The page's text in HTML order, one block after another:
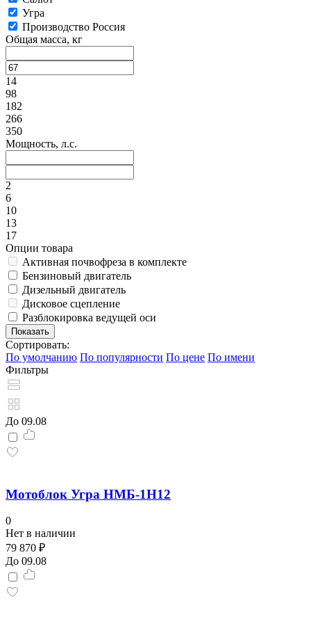
Угра
Производство Россия
Общая масса, кг
14
98
182
266
350
Мощность, л.с.
2
6
10
13
17
Опции товара
Активная почвофреза в комплекте
Бензиновый двигатель
Дизельный двигатель
Дисковое сцепление
Разблокировка ведущей оси
Сортировать:
По умолчанию По популярности По цене По имени
Фильтры
До 09.08
Мотоблок Угра НМБ-1Н12
0
Нет в наличии
79 870 ₽
До 09.08